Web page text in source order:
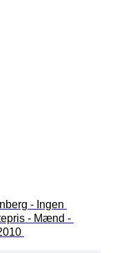
- Ingen
- Mænd -